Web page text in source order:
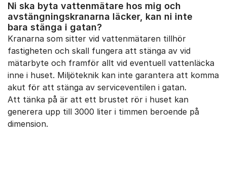
Ni ska byta vattenmätare hos mig och
avstängningskranarna läcker, kan ni inte
bara stänga i gatan?
Kranarna som sitter vid vattenmätaren tillhör
fastigheten och skall fungera att stänga av vid
mätarbyte och framför allt vid eventuell vattenläcka
inne i huset. Miljöteknik kan inte garantera att komma
akut för att stänga av serviceventilen i gatan.
Att tänka på är att ett brustet rör i huset kan
generera upp till 3000 liter i timmen beroende på
dimension.